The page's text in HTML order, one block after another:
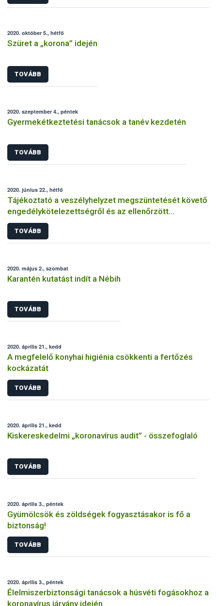
2020. október 5., hétfő
Szüret a „korona” idején
TOVÁBB
2020. szeptember 4., péntek
Gyermekétkeztetési tanácsok a tanév kezdetén
TOVÁBB
2020. június 22., hétfő
Tájékoztató a veszélyhelyzet megszüntetését követő
engedélykötelezettségről és az ellenőrzött
bejelentés megtételéről
TOVÁBB
2020. május 2., szombat
Karantén kutatást indít a Nébih
TOVÁBB
2020. április 21., kedd
A megfelelő konyhai higiénia csökkenti a fertőzés
kockázatát
TOVÁBB
2020. április 21., kedd
Kiskereskedelmi „koronavírus audit” - összefoglaló
TOVÁBB
2020. április 3., péntek
Gyümölcsök és zöldségek fogyasztásakor is fő a
biztonság!
TOVÁBB
2020. április 3., péntek
Élelmiszerbiztonsági tanácsok a húsvéti fogásokhoz a
koronavírus járvány idején